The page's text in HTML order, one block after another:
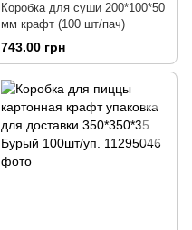
Коробка для суши 200*100*50
мм крафт (100 шт/пач)
743.00 грн